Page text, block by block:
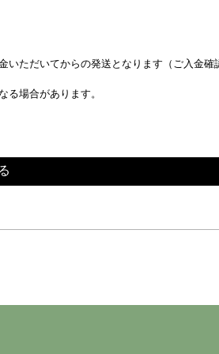
ただいてからの発送となります（ご入金確
る場合があります。